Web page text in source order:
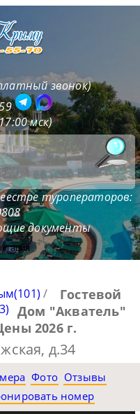
звонок)
мск)
туроператоров:
документы
/
Гостевой
Дом "Акватель"
2026 г.
д.34
Фото Отзывы
номер